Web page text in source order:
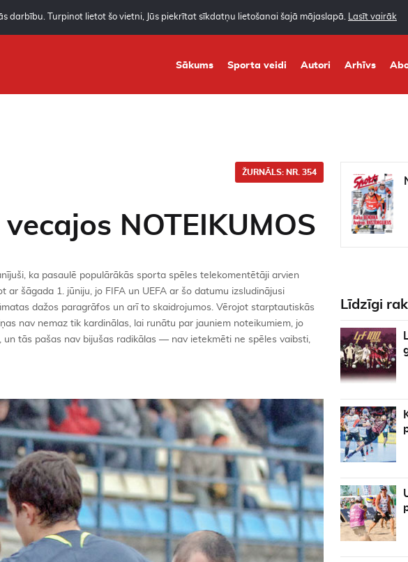
darbību. Turpinot lietot šo vietni, Jūs piekrītat sīkdatņu lietošanai šajā mājaslapā. Lasīt vairāk
Sākums Sporta veidi Autori Arhīvs
ŽURNĀLS: NR. 354
NOTEIKUMOS
ka pasaulē populārākās sporta spēles telekomentētāji arvien
ar šāgada 1. jūniju, jo FIFA un UEFA ar šo datumu izsludinājusi
dažos paragrāfos un arī to skaidrojumos. Vērojot starptautiskās
nav nemaz tik kardinālas, lai runātu par jauniem noteikumiem, jo
un tās pašas nav bijušas radikālas — nav ietekmēti ne spēles vaibsti,
Līdzīgi